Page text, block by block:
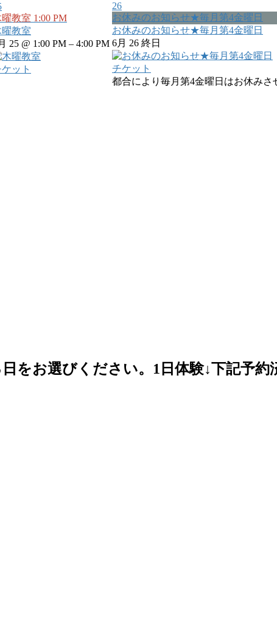
曜教室 1:00 PM
曜教室
25 @ 1:00 PM – 4:00 PM
ット
26
お休みのお知らせ★毎月第4金曜日
お休みのお知らせ★毎月第4金曜日
6月 26 終日
チケット
都合により毎月第4金曜日はお休みさ
お選びください。1日体験↓下記予約